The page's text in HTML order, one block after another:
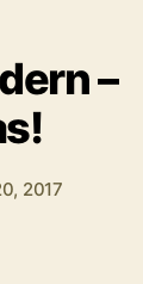
–
2017